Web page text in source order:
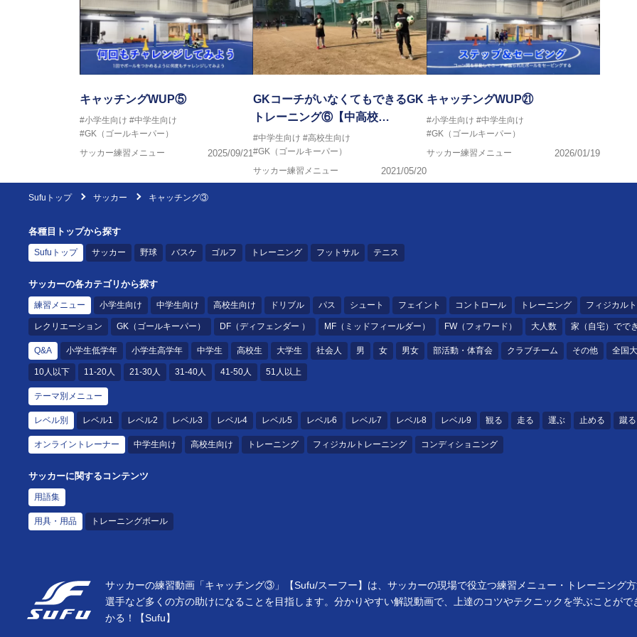
キャッチングWUP⑤
#小学生向け #中学生向け
#GK（ゴールキーパー）
サッカー練習メニュー
2025/09/21
GKコーチがいなくてもできるGK
トレーニング⑥【中高校…
#中学生向け #高校生向け
#GK（ゴールキーパー）
サッカー練習メニュー
2021/05/20
キャッチングWUP㉑
#小学生向け #中学生向け
#GK（ゴールキーパー）
サッカー練習メニュー
2026/01/19
Sufuトップ サッカー キャッチング③
各種目トップから探す
Sufuトップ サッカー 野球 バスケ ゴルフ トレーニング フットサル テニス
サッカーの各カテゴリから探す
練習メニュー 小学生向け 中学生向け 高校生向け ドリブル パス シュート フェイント コントロール トレーニング フィジカル
レクリエーション GK（ゴールキーパー） DF（ディフェンダー ） MF（ミッドフィールダー） FW（フォワード） 大人数 家（自宅）でで
Q&A 小学生低学年 小学生高学年 中学生 高校生 大学生 社会人 男 女 男女 部活動・体育会 クラブチーム その他 全国
10人以下 11-20人 21-30人 31-40人 41-50人 51人以上
テーマ別メニュー
レベル別 レベル1 レベル2 レベル3 レベル4 レベル5 レベル6 レベル7 レベル8 レベル9 観る 走る 運ぶ 止める 蹴る
オンライントレーナー 中学生向け 高校生向け トレーニング フィジカルトレーニング コンディショニング
サッカーに関するコンテンツ
用語集
用具・用品 トレーニングボール
サッカーの練習動画「キャッチング③」【Sufu/スーフー】は、サッカーの現場で役立つ練習メニュー・トレーニング
選手など多くの方の助けになることを目指します。分かりやすい解説動画で、上達のコツやテクニックを学ぶことが
かる！【Sufu】